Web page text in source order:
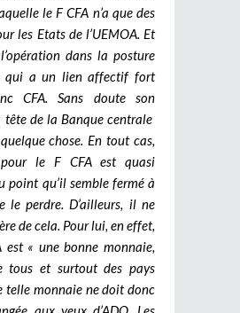
le F CFA n’a que des
les Etats de l’UEMOA. Et
dans la posture
qui a un lien affectif fort
CFA. Sans doute son
de la Banque centrale
chose. En tout cas,
le F CFA est quasi
point qu’il semble fermé à
le perdre. D’ailleurs, il ne
de cela. Pour lui, en effet,
est « une bonne monnaie,
tous et surtout des pays
telle monnaie ne doit donc